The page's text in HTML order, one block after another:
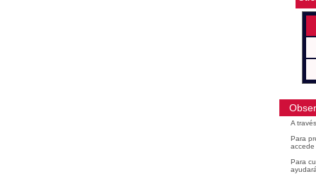
A
Para
accede
Para